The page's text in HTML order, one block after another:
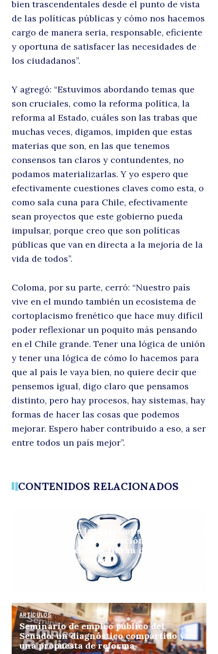
bien trascendentales desde el punto de vista
de las políticas públicas y cómo nos hacemos
cargo de manera seria, responsable, eficiente
y oportuna de satisfacer las necesidades de
los ciudadanos”.
Y agregó: “Estuvimos abordando temas que
son cruciales, como la reforma política, la
reforma al Estado, cuáles son las trabas que
muchas veces, digamos, impiden que estas
materias que son, en las que tenemos
consensos tan claros y contundentes, no
podamos materializarlas. Y yo espero que
efectivamente cuestiones claves como esta, o
como sala cuna para Chile, efectivamente
sean proyectos que este gobierno pueda
impulsar, porque creo que son políticas
públicas que van en directa a la mejoría de la
vida de todos”.
Coloma, por su parte, cerró: “Nuestro país
vive en el mundo también un ecosistema de
cortoplacismo frenético que hace muy difícil
poder reflexionar un poquito más pensando
en el Chile grande. Tener una lógica de unión
y tener una lógica de cómo lo hacemos para
que al país le vaya bien, no quiere decir que
pensemos igual, digo claro que pensamos
distinto, pero hay procesos, hay sistemas, hay
formas de hacer las cosas que podemos
mejorar. Espero haber contribuido a eso, a ser
entre todos un país mejor”.
CONTENIDOS RELACIONADOS
Solo el 14% de las relaciones laborales
termina con indemnización, y el 60%
de quienes acceden llevan dos años o
menos en el empleo
Por: Pulso La Tercera
ARTÍCULOS
Seminario de empleo público del
Senado: un diagnóstico compartido y
una propuesta de reforma